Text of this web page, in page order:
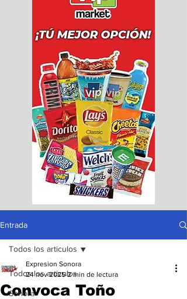
Entrada
Todos los articulos
Sonora
Todos los articulos
Convoca Toño
Expresion Sonora
24 nov 2025 2 min de lectura